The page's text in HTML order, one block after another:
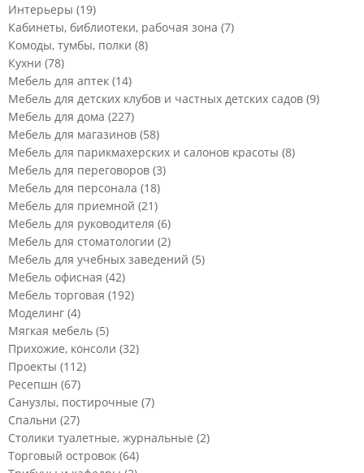
Интерьеры (19)
Кабинеты, библиотеки, рабочая зона (7)
Комоды, тумбы, полки (8)
Кухни (78)
Мебель для аптек (14)
Мебель для детских клубов и частных детских садов (9)
Мебель для дома (227)
Мебель для магазинов (58)
Мебель для парикмахерских и салонов красоты (8)
Мебель для переговоров (3)
Мебель для персонала (18)
Мебель для приемной (21)
Мебель для руководителя (6)
Мебель для стоматологии (2)
Мебель для учебных заведений (5)
Мебель офисная (42)
Мебель торговая (192)
Моделинг (4)
Мягкая мебель (5)
Прихожие, консоли (32)
Проекты (112)
Ресепшн (67)
Санузлы, постирочные (7)
Спальни (27)
Столики туалетные, журнальные (2)
Торговый островок (64)